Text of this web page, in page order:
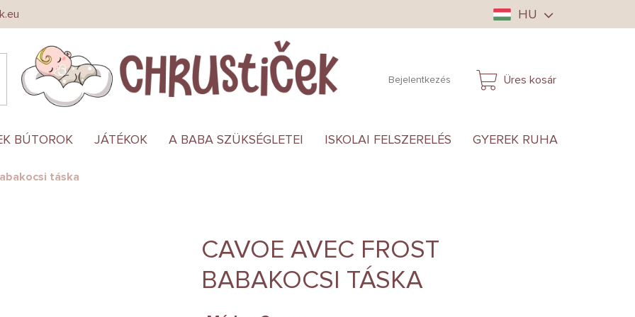
HU
Bejelentkezés
KOSÁR
Üres kosár
BÚTOROK JÁTÉKOK A BABA SZÜKSÉGLETEI ISKOLAI FELSZERELÉS GYEREK RUHA
táska
CAVOE AVEC FROST
BABAKOCSI TÁSKA